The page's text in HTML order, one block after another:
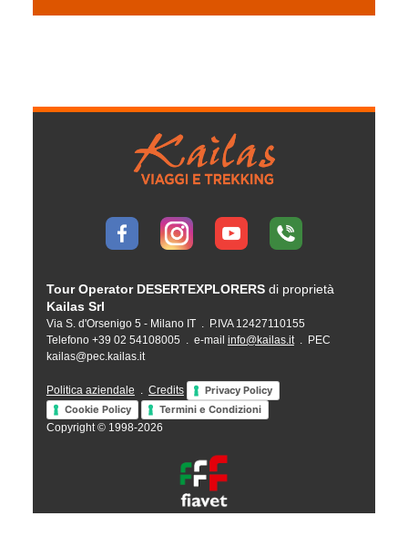
Tour Operator DESERTEXPLORERSdi proprietà
Kailas Srl
Via S. d'Orsenigo 5 - Milano IT . P.IVA 12427110155
Telefono +39 02 54108005 . e-mail info@kailas.it. PEC
kailas@pec.kailas.it
Politica aziendale Credits
Privacy Policy
Cookie Policy
Termini e Condizioni
Copyright © 1998-2026